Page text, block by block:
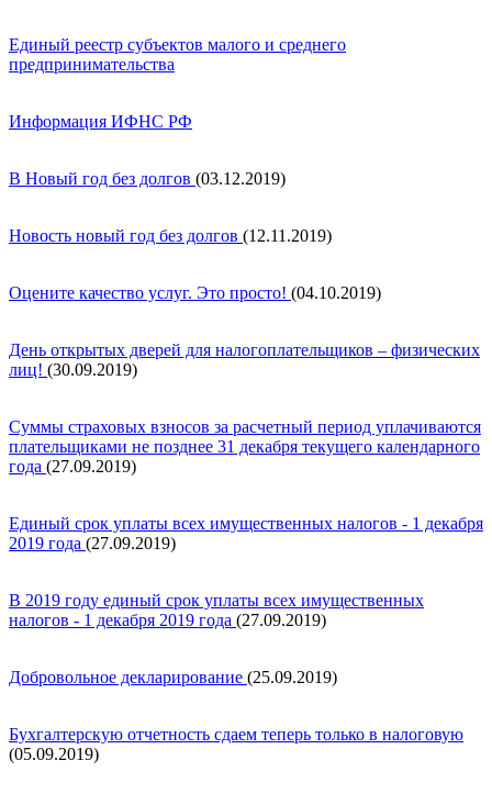
Единый реестр субъектов малого и среднего
предпринимательства
Информация ИФНС РФ
В Новый год без долгов (03.12.2019)
Новость новый год без долгов (12.11.2019)
Оцените качество услуг. Это просто! (04.10.2019)
День открытых дверей для налогоплательщиков – физических
лиц! (30.09.2019)
Суммы страховых взносов за расчетный период уплачиваются
плательщиками не позднее 31 декабря текущего календарного
года (27.09.2019)
Единый срок уплаты всех имущественных налогов - 1 декабря
2019 года (27.09.2019)
В 2019 году единый срок уплаты всех имущественных
налогов - 1 декабря 2019 года (27.09.2019)
Добровольное декларирование (25.09.2019)
Бухгалтерскую отчетность сдаем теперь только в налоговую
(05.09.2019)